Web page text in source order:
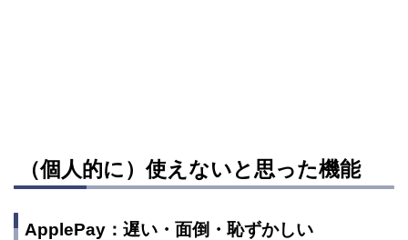
（個人的に）使えないと思った機能
ApplePay：遅い・面倒・恥ずかしい